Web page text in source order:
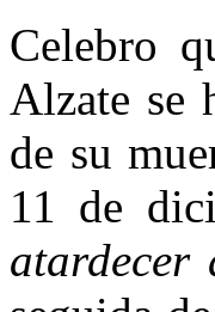
Celebro
Alzate se
de su
11 de